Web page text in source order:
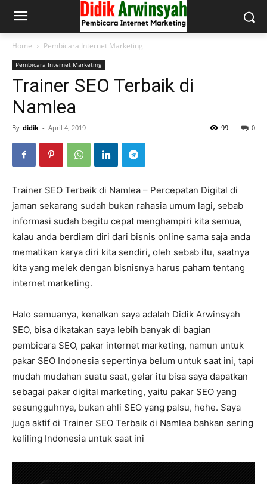
Home Pembicara Internet Marketing
Pembicara Internet Marketing
Trainer SEO Terbaik di
Namlea
By didik - April 4, 2019 0
99
Trainer SEO Terbaik di Namlea – Percepatan Digital di
jaman sekarang sudah bukan rahasia umum lagi, sebab
informasi sudah begitu cepat menghampiri kita semua,
kalau anda berdiam diri dari bisnis online sama saja anda
mematikan karya diri kita sendiri, oleh sebab itu, saatnya
kita yang melek dengan bisnisnya harus paham tentang
internet marketing.
Halo semuanya, kenalkan saya adalah Didik Arwinsyah
SEO, bisa dikatakan saya lebih banyak di bagian
pembicara SEO, pakar internet marketing, namun untuk
pakar SEO Indonesia sepertinya belum untuk saat ini, tapi
mudah mudahan suatu saat, gelar itu bisa saya dapatkan
sebagai pakar digital marketing, yaitu pakar SEO yang
sesungguhnya, bukan ahli SEO yang palsu, hehe. Saya
juga aktif di Trainer SEO Terbaik di Namlea bahkan sering
keliling Indonesia untuk saat ini